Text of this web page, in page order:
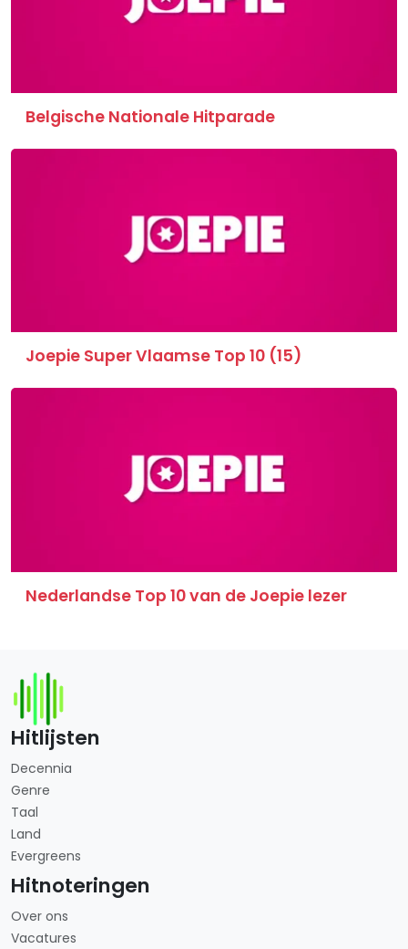
Belgische Nationale Hitparade
Joepie Super Vlaamse Top 10 (15)
Nederlandse Top 10 van de Joepie lezer
Hitlijsten
Decennia
Genre
Taal
Land
Evergreens
Hitnoteringen
Over ons
Vacatures